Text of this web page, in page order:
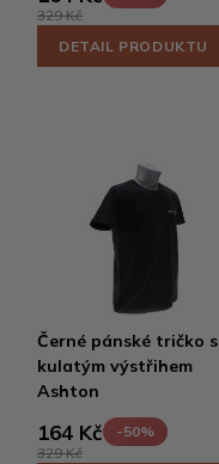
329 Kč
DETAIL PRODUKTU
Černé pánské tričko s
kulatým výstřihem
Ashton
164 Kč
-50%
329 Kč